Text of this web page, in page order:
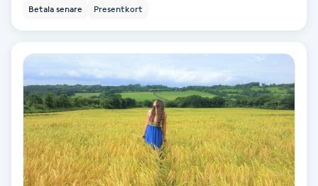
Brynfärgning
Brynplockning
Bröllopsuppsättning
Betala senare Presentkort